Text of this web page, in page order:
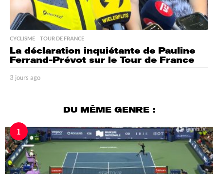
CYCLISME ,TOUR DE FRANCE
La déclaration inquiétante de Pauline
Ferrand-Prévot sur le Tour de France
3 jours ago
a
g
DU MÊME GENRE :
1